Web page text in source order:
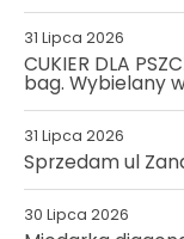
31 Lipca 2026
CUKIER DLA
bag. Wybielany
31 Lipca 2026
Sprzedam ul
30 Lipca 2026